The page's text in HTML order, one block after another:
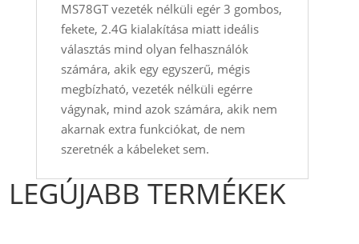
MS78GT vezeték nélküli egér 3 gombos,
fekete, 2.4G kialakítása miatt ideális
választás mind olyan felhasználók
számára, akik egy egyszerű, mégis
megbízható, vezeték nélküli egérre
vágynak, mind azok számára, akik nem
akarnak extra funkciókat, de nem
szeretnék a kábeleket sem.
LEGÚJABB TERMÉKEK